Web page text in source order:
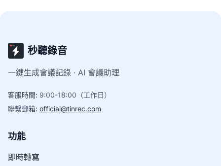
秒聽錄音
一鍵生成會議記錄 · AI 會議助理
客服時間: 9:00-18:00（工作日）
聯繫郵箱: official@tinrec.com
功能
即時轉寫